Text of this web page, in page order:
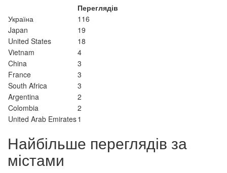
Переглядів
Україна
116
Japan
19
United States
18
Vietnam
4
China
3
France
3
South Africa
3
Argentina
2
Colombia
2
United Arab Emirates1
Найбільше переглядів за
містами